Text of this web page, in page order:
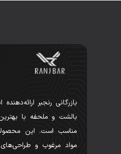
بازرگانی رنجبر ارائه‌دهنده
بالشت و ملحفه با
مناسب است. این
مواد مرغوب و